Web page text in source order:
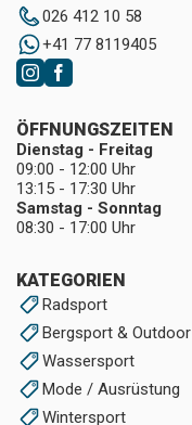
026 412 10 58
+41 77 8119405
KATEGORIEN
Radsport
Bergsport & Outdoor
Wassersport
Mode / Ausrüstung
Wintersport
ÖFFNUNGSZEITEN
Dienstag - Freitag
09:00 - 12:00 Uhr
13:15 - 17:30 Uhr
Samstag - Sonntag
08:30 - 17:00 Uhr